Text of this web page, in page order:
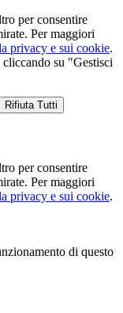
per consentire
Per maggiori
privacy e sui cookie.
su "Gestisci
Rifiuta Tutti
per consentire
Per maggiori
privacy e sui cookie.
di questo